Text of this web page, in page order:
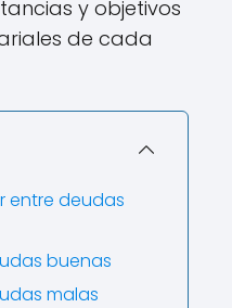
y objetivos
de cada
entre deudas
buenas
malas